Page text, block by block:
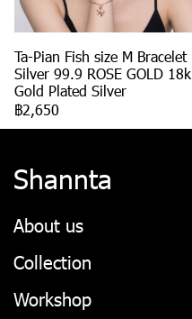
Ta-Pian Fish size M Bracelet
Silver 99.9 ROSE GOLD 18k
Gold Plated Silver
฿2,650
Shannta
About us
Collection
Workshop